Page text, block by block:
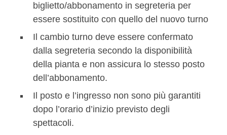
biglietto/abbonamento in segreteria per
essere sostituito con quello del nuovo turno
Il cambio turno deve essere confermato
dalla segreteria secondo la disponibilità
della pianta e non assicura lo stesso posto
dell’abbonamento.
Il posto e l’ingresso non sono più garantiti
dopo l’orario d’inizio previsto degli
spettacoli.